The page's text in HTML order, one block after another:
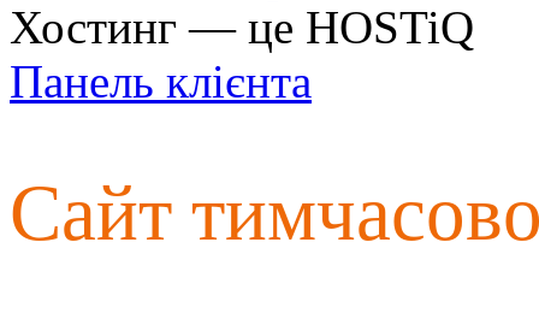
Хостинг — це HOSTiQ
Панель клієнта
Сайт